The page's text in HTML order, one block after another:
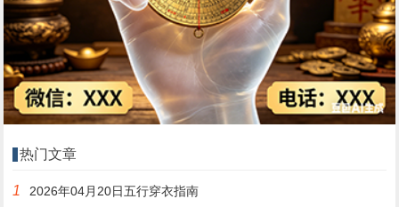
热门文章
1 2026年04月20日五行穿衣指南